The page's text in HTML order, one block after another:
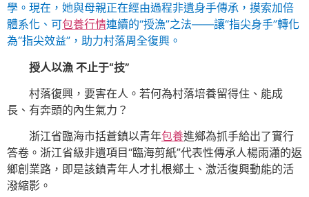
學。現在，她與母親正在經由過程非遺身手傳承，摸索加倍
體系化、可包養行情連續的“授漁”之法——讓“指尖身手”轉化
為“指尖效益”，助力村落周全復興。
授人以漁 不止于“技”
村落復興，要害在人。若何為村落培養留得住、能成
長、有奔頭的內生氣力？
浙江省臨海市括蒼鎮以青年包養進鄉為抓手給出了實行
答卷。浙江省級非遺項目“臨海剪紙”代表性傳承人楊雨瀟的返
鄉創業路，即是該鎮青年人才扎根鄉土、激活復興動能的活
潑縮影。